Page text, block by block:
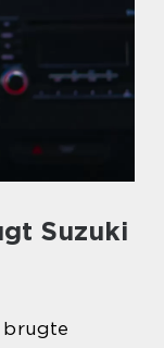
Suzuki
brugte